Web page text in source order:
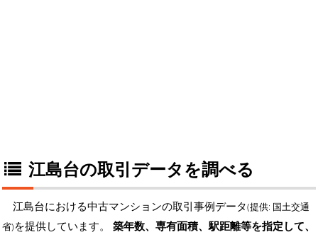
江島台の取引データを調べる
江島台における中古マンションの取引事例データ(提供: 国土交通
省)を提供しています。 築年数、専有面積、駅距離等を指定して、